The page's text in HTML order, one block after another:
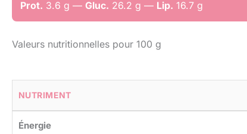
Prot. 3.6 g — Gluc. 26.2 g — Lip. 16.7 g
Valeurs nutritionnelles pour 100 g
NUTRIMENT
Énergie